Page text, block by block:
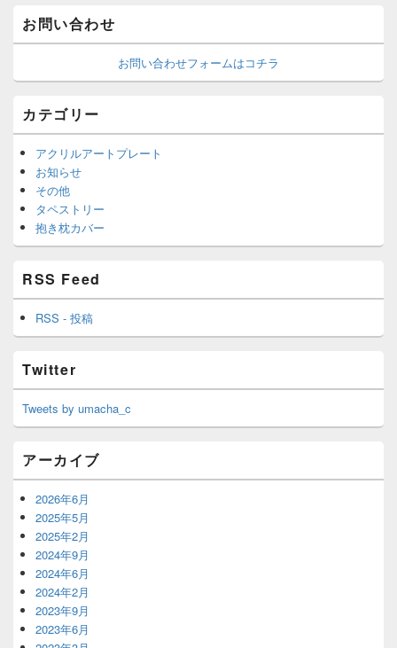
お問い合わせ
お問い合わせフォームはコチラ
カテゴリー
アクリルアートプレート
お知らせ
その他
タペストリー
抱き枕カバー
RSS Feed
RSS - 投稿
Twitter
Tweets by umacha_c
アーカイブ
2026年6月
2025年5月
2025年2月
2024年9月
2024年6月
2024年2月
2023年9月
2023年6月